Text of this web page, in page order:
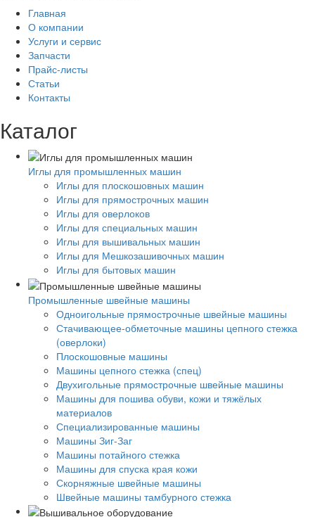
Главная
О компании
Услуги и сервис
Запчасти
Прайс-листы
Статьи
Контакты
Каталог
Иглы для промышленных машин
Иглы для плоскошовных машин
Иглы для прямострочных машин
Иглы для оверлоков
Иглы для специальных машин
Иглы для вышивальных машин
Иглы для Мешкозашивочных машин
Иглы для бытовых машин
Промышленные швейные машины
Одноигольные прямострочные швейные машины
Стачивающее-обметочные машины цепного стежка
(оверлоки)
Плоскошовные машины
Машины цепного стежка (спец)
Двухигольные прямострочные швейные машины
Машины для пошива обуви, кожи и тяжёлых
материалов
Специализированные машины
Машины Зиг-Заг
Машины потайного стежка
Машины для спуска края кожи
Скорняжные швейные машины
Швейные машины тамбурного стежка